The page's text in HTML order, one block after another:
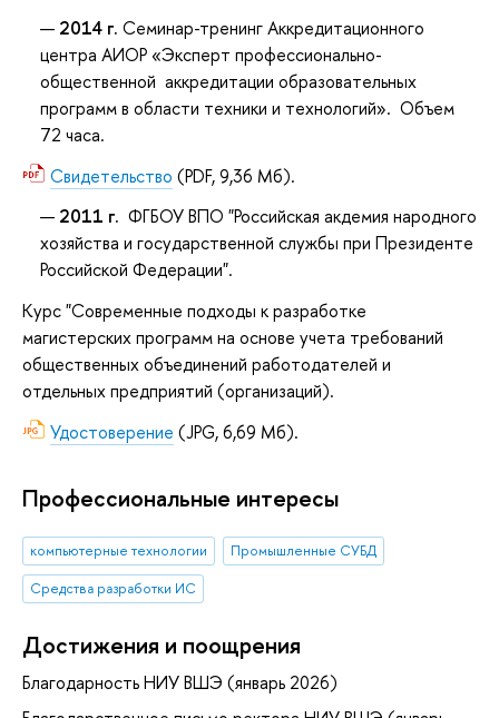
2014 г. Семинар-тренинг Аккредитационного
центра АИОР «Эксперт профессионально-
общественной аккредитации образовательных
программ в области техники и технологий». Объем
72 часа.
Свидетельство (PDF, 9,36 Мб).
2011 г. ФГБОУ ВПО "Российская акдемия народного
хозяйства и государственной службы при Президенте
Российской Федерации".
Курс "Современные подходы к разработке
магистерских программ на основе учета требований
общественных объединений работодателей и
отдельных предприятий (организаций).
Удостоверение (JPG, 6,69 Мб).
Профессиональные интересы
компьютерные технологии
Промышленные СУБД
Средства разработки ИС
Достижения и поощрения
Благодарность НИУ ВШЭ (январь 2026)